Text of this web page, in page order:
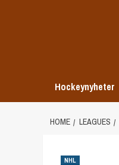
Hockeynyheter
HOME LEAGUES
NHL